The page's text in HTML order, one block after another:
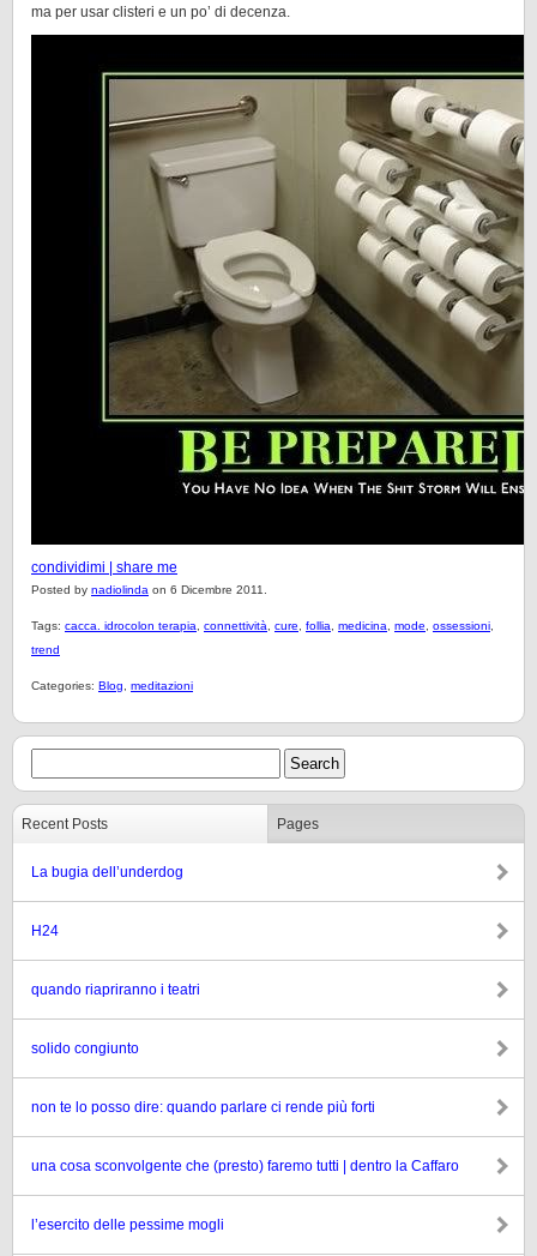
ma per usar clisteri e un po’ di decenza.
condividimi | share me
Posted by nadiolinda on 6 Dicembre 2011.
Tags: cacca. idrocolon terapia connettività cure follia medicina mode ossessioni
trend
Categories: Blog meditazioni
Recent Posts Pages
La bugia dell’underdog
H24
quando riapriranno i teatri
solido congiunto
non te lo posso dire: quando parlare ci rende più forti
una cosa sconvolgente che (presto) faremo tutti | dentro la Caffaro
l’esercito delle pessime mogli